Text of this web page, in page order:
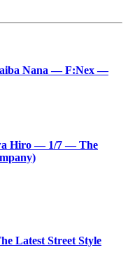
Nana — F:Nex —
Hiro — 1/7 — The
Latest Street Style